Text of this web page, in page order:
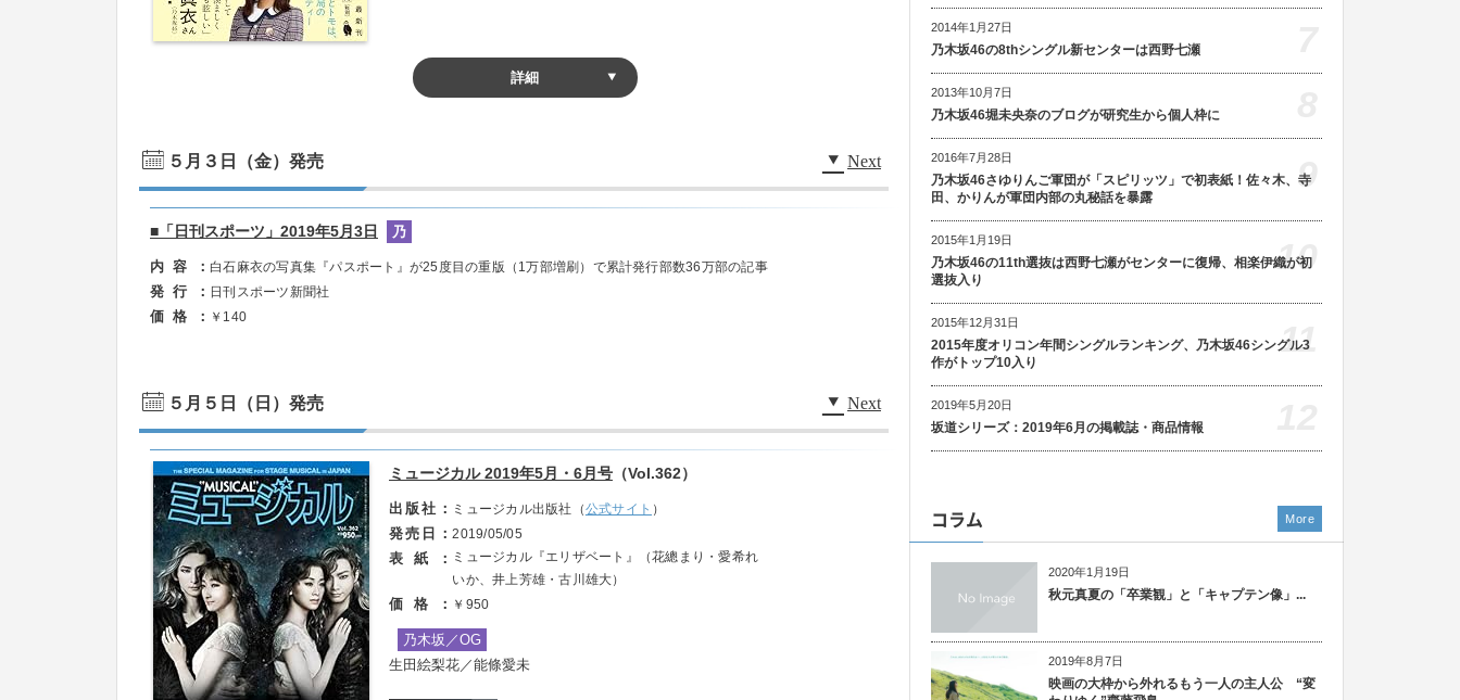
詳細
５月３日（金）発売 Next
■「日刊スポーツ」2019年5月3日 乃
内容 白石麻衣の写真集『パスポート』が25度目の重版（1万部増刷）で累計発行部数36万部の記事
発行 日刊スポーツ新聞社
価格 ￥140
５月５日（日）発売 Next
ミュージカル 2019年5月・6月号 （Vol.362）
出版社 ミュージカル出版社（公式サイト ）
発売日 2019/05/05
表紙
ミュージカル『エリザベート』（花總まり・愛希れ
いか、井上芳雄・古川雄大）
価格 ￥950
乃木坂／OG
生田絵梨花／能條愛未
2014年1月27日
乃木坂46の8thシングル新センターは西野七瀬
2013年10月7日
乃木坂46堀未央奈のブログが研究生から個人枠に
2016年7月28日
乃木坂46さゆりんご軍団が「スピリッツ」で初表紙！佐々木、寺
田、かりんが軍団内部の丸秘話を暴露
9
2015年1月19日
乃木坂46の11th選抜は西野七瀬がセンターに復帰、相楽伊織が初
選抜入り
10
2015年12月31日
2015年度オリコン年間シングルランキング、乃木坂46シングル3
作がトップ10入り
11
2019年5月20日
坂道シリーズ：2019年6月の掲載誌・商品情報
コラム
2020年1月19日
秋元真夏の「卒業観」と「キャプテン像」...
2019年8月7日
映画の大枠から外れるもう一人の主人公 “変
More